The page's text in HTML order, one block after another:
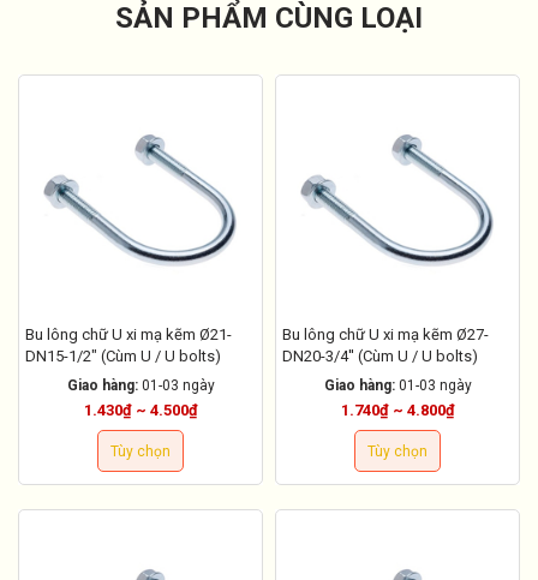
SẢN PHẨM CÙNG LOẠI
Bu lông chữ U xi mạ kẽm Ø21-
DN15-1/2" (Cùm U / U bolts)
Giao hàng: 01-03 ngày
1.430₫ ~ 4.500₫
Tùy chọn
Bu lông chữ U xi mạ kẽm Ø27-
DN20-3/4'' (Cùm U / U bolts)
Giao hàng: 01-03 ngày
1.740₫ ~ 4.800₫
Tùy chọn